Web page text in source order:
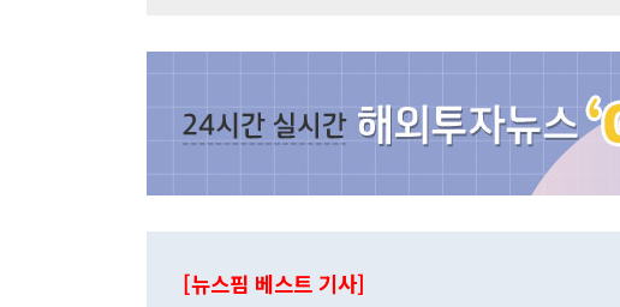
[뉴스핌 베스트 기사]